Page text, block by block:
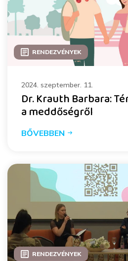
RENDEZVÉNYEK
2024. szeptember. 11.
Dr. Krauth Barbara:
a meddőségről
BŐVEBBEN
RENDEZVÉNYEK